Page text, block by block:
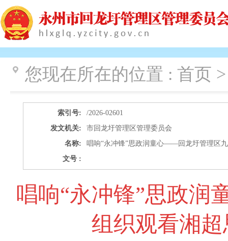
您现在所在的位置 : 首页
索引号:
/2026-02601
发文机关:
市回龙圩管理区管理委员会
名称:
唱响“永冲锋”思政润童心——回龙圩管理区
文号 :
唱响“永冲锋”思政
组织观看湘